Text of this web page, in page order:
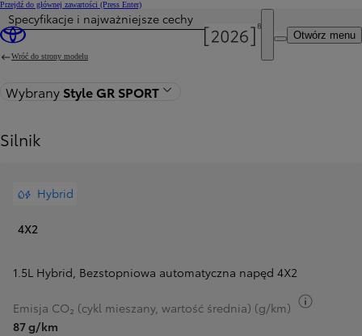
Przejdź do głównej zawartości (Press Enter)
Otwórz menu
Cena została zaktualizowana Cena Twojej konfiguracji została zmieniona na 115 900 zł.
Specyfikacje i najważniejsze cechy
Wróć do strony modelu
Wybrany Style GR SPORT
Silnik
Hybrid
4X2
1.5L Hybrid, Bezstopniowa automatyczna napęd 4X2
Emisja CO₂ (cykl mieszany, wartość średnia) (g/km)
87 g/km